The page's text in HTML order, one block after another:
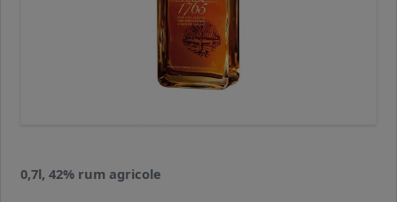
0,7l, 42% rum agricole